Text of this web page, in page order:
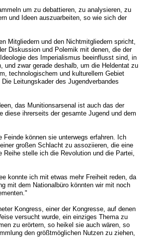
um zu debattieren, zu analysieren, zu
und Ideen auszuarbeiten, so wie sich der
Mitgliedern und den Nichtmitgliedern spricht,
Diskussion und Polemik mit denen, die der
des Imperialismus beeinflusst sind, in
und zwar gerade deshalb, um die Heldentat zu
technologischem und kulturellem Gebiet
Leitungskader des Jugendverbandes
das Munitionsarsenal ist auch das der
ihrerseits der gesamte Jugend und dem
können sie unterwegs erfahren. Ich
großen Schlacht zu assoziieren, die eine
stelle ich die Revolution und die Partei,
konnte ich mit etwas mehr Freiheit reden, da
mit dem Nationalbüro könnten wir mit noch
Kongress, einer der Kongresse, auf denen
versucht wurde, ein einziges Thema zu
zu erörtern, so heikel sie auch wären, so
den größtmöglichen Nutzen zu ziehen,